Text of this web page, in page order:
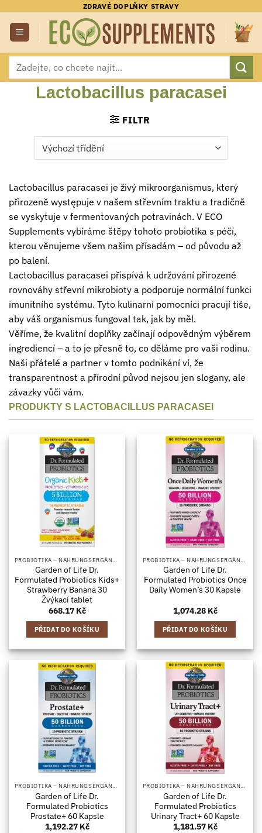
obsah
ZDRAVÉ DOPLŇKY STRAVY
Hledat:
Lactobacillus paracasei
FILTR
Lactobacillus paracasei je živý mikroorganismus, který
přirozeně występuje v našem střevním traktu a tradičně
se vyskytuje v fermentovaných potravinách. V ECO
Supplements vybíráme štěpy tohoto probiotika s péčí,
kterou věnujeme všem našim přísadám – od původu až
po balení.
Lactobacillus paracasei přispívá k udržování přirozené
rovnováhy střevní mikrobioty a podporuje normální funkci
imunitního systému. Tyto kulinarní pomocníci pracují tiše,
aby váš organismus fungoval tak, jak by měl.
Věříme, že kvalitní doplňky začínají odpovědným výběrem
ingrediencí – a to je přesně to, co děláme pro vaši rodinu.
Naši přátelé a partner v tomto podnikání ví, že
transparentnost a přírodní původ nejsou jen slogany, ale
závazky vůči vám.
PRODUKTY S LACTOBACILLUS PARACASEI
PROBIOTIKA – NAHRUNGSERGÄNZUNGSMITTEL MIT BAKTERIENKULTUREN, IN KAPSELFORM
Garden of Life Dr.
Formulated Probiotics Kids+
Strawberry Banana 30
Žvýkací tablet
668.17 Kč
PŘIDAT DO KOŠÍKU
PROBIOTIKA – NAHRUNGSERGÄNZUNGSMITTEL MIT BAKTERIENKULTUREN, IN KAPSELFORM
Garden of Life Dr.
Formulated Probiotics Once
Daily Women’s 30 Kapsle
1,074.28 Kč
PŘIDAT DO KOŠÍKU
PROBIOTIKA – NAHRUNGSERGÄNZUNGSMITTEL MIT BAKTERIENKULTUREN, IN KAPSELFORM
Garden of Life Dr.
Formulated Probiotics
Prostate+ 60 Kapsle
1,192.27 Kč
PROBIOTIKA – NAHRUNGSERGÄNZUNGSMITTEL MIT BAKTERIENKULTUREN, IN KAPSELFORM
Garden of Life Dr.
Formulated Probiotics
Urinary Tract+ 60 Kapsle
1,181.57 Kč